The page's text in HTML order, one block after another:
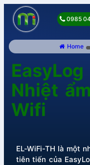
0985
Home
Nhiệt
Wifi
EL-WiFi-TH là một
tiên tiến của